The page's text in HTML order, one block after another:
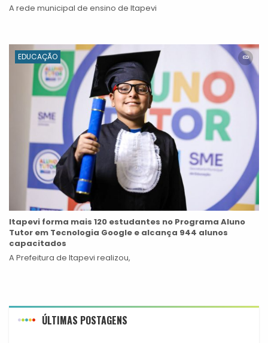
A rede municipal de ensino de Itapevi
EDUCAÇÃO
Itapevi forma mais 120 estudantes no Programa Aluno
Tutor em Tecnologia Google e alcança 944 alunos
capacitados
A Prefeitura de Itapevi realizou,
ÚLTIMAS POSTAGENS